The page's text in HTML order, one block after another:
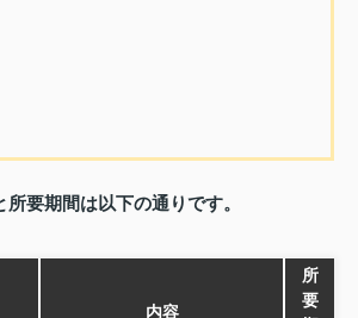
要期間は以下の通りです。
内容
所
要